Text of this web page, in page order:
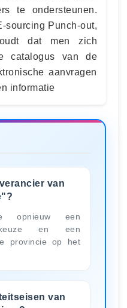
te ondersteunen.
sourcing Punch-out,
dat men zich
catalogus van de
aanvragen
informatie
van
opnieuw een
en een
provincie op het
van